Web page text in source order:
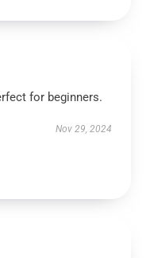
for beginners.
Nov 29, 2024